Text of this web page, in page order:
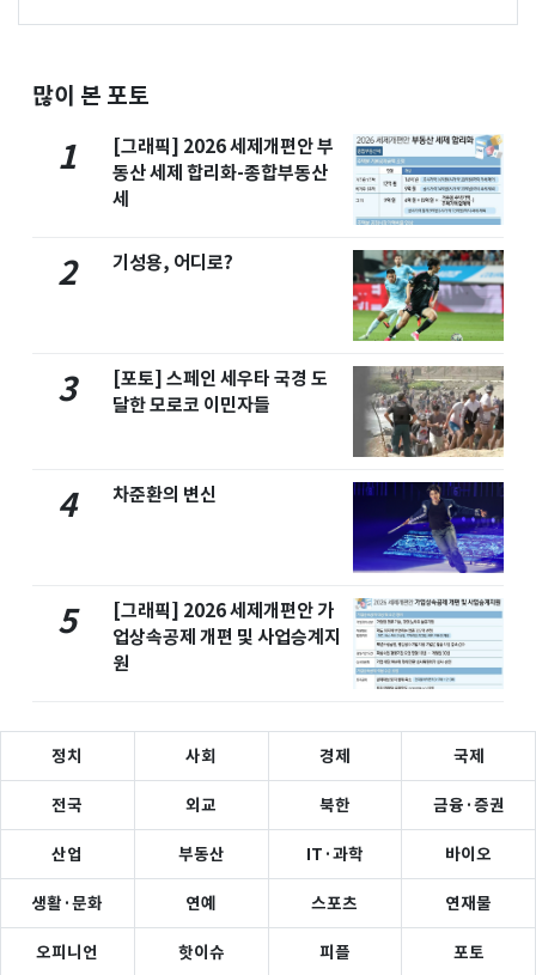
많이 본 포토
1
[그래픽] 2026 세제개편안 부
동산 세제 합리화-종합부동산
세
2 기성용, 어디로?
3
[포토] 스페인 세우타 국경 도
달한 모로코 이민자들
4 차준환의 변신
5
[그래픽] 2026 세제개편안 가
업상속공제 개편 및 사업승계지
원
정치 사회 경제 국제
전국 외교 북한 금융·증권
산업 부동산 IT·과학 바이오
생활·문화 연예 스포츠 연재물
오피니언 핫이슈 피플 포토